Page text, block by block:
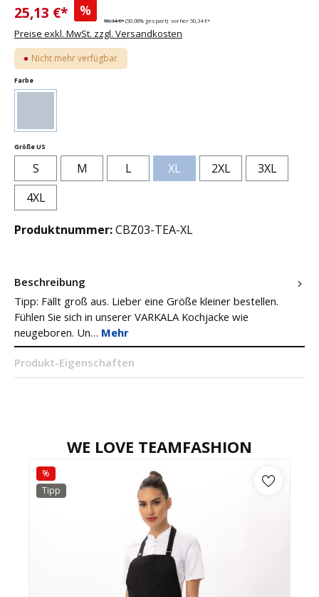
25,13 €* %
50,34 €* (50.08% gespart) vorher 50,34 €*
Preise exkl. MwSt. zzgl. Versandkosten
Nicht mehr verfügbar
Farbeauswählen
Größe US
S M L XL(Diese Option ist zurzeit nicht
2XL
3XL
4XL
Produktnummer:CBZ03-TEA-XL
Beschreibung
Tipp: Fällt groß aus. Lieber eine Größe kleiner bestellen.
Fühlen Sie sich in unserer VARKALA Kochjacke wie
neugeboren. Un… Mehr
Produkt-Eigenschaften
WE LOVE TEAMFASHION
%
Tipp